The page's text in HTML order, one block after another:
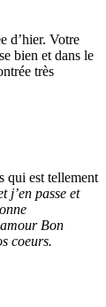
d’hier. Votre
bien et dans le
très
qui est tellement
j’en passe et
Bon
coeurs.